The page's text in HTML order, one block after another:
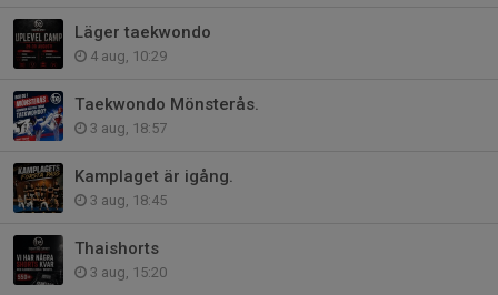
Läger taekwondo
4 aug, 10:29
Taekwondo Mönsterås.
3 aug, 18:57
Kamplaget är igång.
3 aug, 18:45
Thaishorts
3 aug, 15:20